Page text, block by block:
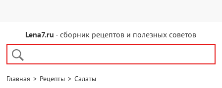
Lena7.ru - сборник рецептов и полезных советов
Главная > Рецепты >Салаты